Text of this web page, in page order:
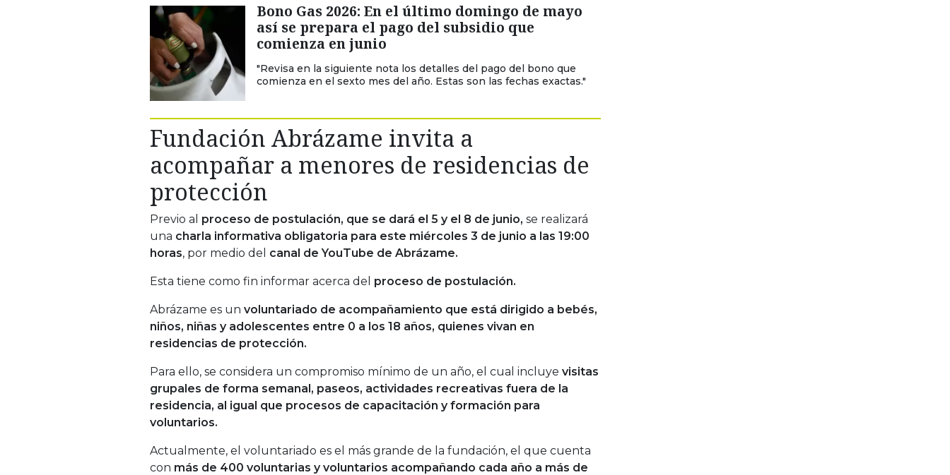
Bono Gas 2026: En el último domingo de mayo
así se prepara el pago del subsidio que
comienza en junio
"Revisa en la siguiente nota los detalles del pago del bono que
comienza en el sexto mes del año. Estas son las fechas exactas."
Fundación Abrázame invita a
acompañar a menores de residencias de
protección
Previo al proceso de postulación, que se dará el 5 y el 8 de junio, se realizará
una charla informativa obligatoria para este miércoles 3 de junio a las 19:00
horas, por medio del canal de YouTube de Abrázame.
Esta tiene como fin informar acerca del proceso de postulación.
Abrázame es un voluntariado de acompañamiento que está dirigido a bebés,
niños, niñas y adolescentes entre 0 a los 18 años, quienes vivan en
residencias de protección.
Para ello, se considera un compromiso mínimo de un año, el cual incluye visitas
grupales de forma semanal, paseos, actividades recreativas fuera de la
residencia, al igual que procesos de capacitación y formación para
voluntarios.
Actualmente, el voluntariado es el más grande de la fundación, el que cuenta
con más de 400 voluntarias y voluntarios acompañando cada año a más de